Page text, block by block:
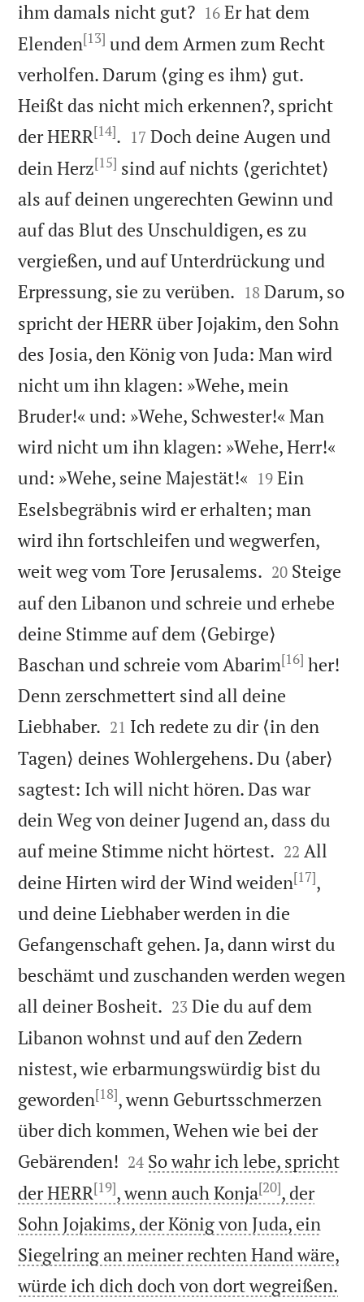
ihm damals nicht gut?
16 Er hat dem
Elenden[13] und dem Armen zum Recht
verholfen. Darum ⟨ging es ihm⟩ gut.
Heißt das nicht mich erkennen?, spricht
der HERR[14]. 

17 Doch deine Augen und
dein Herz[15] sind auf nichts ⟨gerichtet⟩
als auf deinen ungerechten Gewinn und
auf das Blut des Unschuldigen, es zu
vergießen, und auf Unterdrückung und
Erpressung, sie zu verüben. 

18 Darum, so
spricht der HERR über Jojakim, den Sohn
des Josia, den König von Juda: Man wird
nicht um ihn klagen: »Wehe, mein
Bruder!« und: »Wehe, Schwester!« Man
wird nicht um ihn klagen: »Wehe, Herr!«
und: »Wehe, seine Majestät!« 

19 Ein
Eselsbegräbnis wird er erhalten; man
wird ihn fortschleifen und wegwerfen,
weit weg vom Tore Jerusalems. 

20 Steige
auf den Libanon und schreie und erhebe
deine Stimme auf dem ⟨Gebirge⟩
Baschan und schreie vom Abarim[16] her!
Denn zerschmettert sind all deine
Liebhaber. 

21 Ich redete zu dir ⟨in den
Tagen⟩ deines Wohlergehens. Du ⟨aber⟩
sagtest: Ich will nicht hören. Das war
dein Weg von deiner Jugend an, dass du
auf meine Stimme nicht hörtest. 

22 All
deine Hirten wird der Wind weiden[17],
und deine Liebhaber werden in die
Gefangenschaft gehen. Ja, dann wirst du
beschämt und zuschanden werden wegen
all deiner Bosheit. 

23 Die du auf dem
Libanon wohnst und auf den Zedern
nistest, wie erbarmungswürdig bist du
geworden[18], wenn Geburtsschmerzen
über dich kommen, Wehen wie bei der
Gebärenden! 

24 So wahr ich lebe, spricht
der HERR[19], wenn auch Konja[20], der
Sohn Jojakims, der König von Juda, ein
Siegelring an meiner rechten Hand wäre,
würde ich dich doch von dort wegreißen.